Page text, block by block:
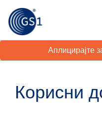
Аплицирајте
Корисни